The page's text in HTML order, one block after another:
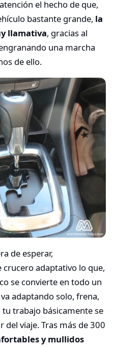
el hecho de que,
bastante grande, la
llamativa, gracias al
una marcha
de ello.
de esperar,
adaptativo lo que,
se convierte en todo un
adaptando solo, frena,
trabajo básicamente se
viaje. Tras más de 300
y mullidos